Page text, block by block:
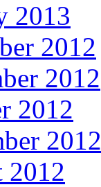
2013
2012
2012
2012
2012
2012